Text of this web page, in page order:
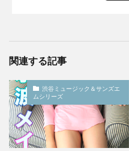
関連する記事
渋谷ミュージック＆サンズエ
ムシリーズ